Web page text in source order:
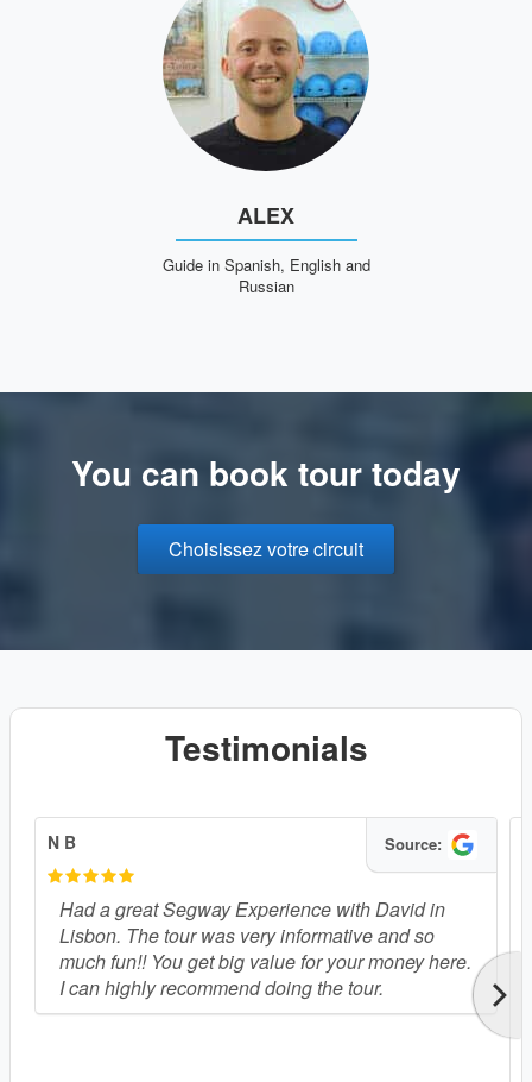
ALEX
Guide in Spanish, English and
Russian
You can book tour today
Choisissez votre circuit
Testimonials
N B Source:
Had a great Segway Experience with David in
Lisbon. The tour was very informative and so
much fun!! You get big value for your money here.
I can highly recommend doing the tour.